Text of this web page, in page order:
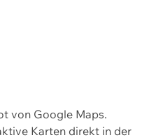
von Google Maps.
Karten direkt in der